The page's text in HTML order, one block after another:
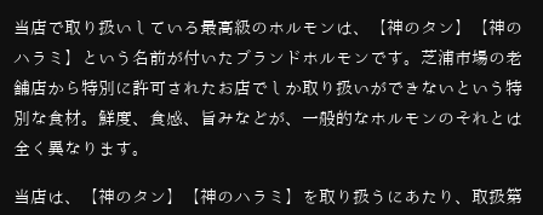
当店で取り扱いしている最高級のホルモンは、【神のタン】【神の
ハラミ】という名前が付いたブランドホルモンです。芝浦市場の老
舗店から特別に許可されたお店でしか取り扱いができないという特
別な食材。鮮度、食感、旨みなどが、一般的なホルモンのそれとは
全く異なります。
当店は、【神のタン】【神のハラミ】を取り扱うにあたり、取扱第